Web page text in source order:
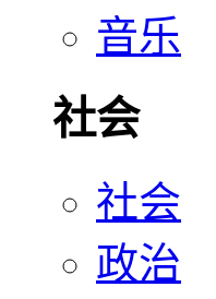
音乐
社会
社会
政治